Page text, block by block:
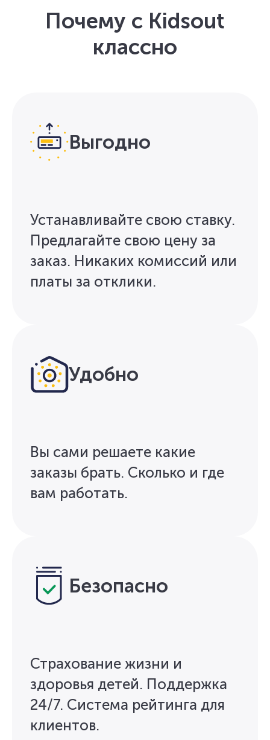
Почему с Kidsout
классно
Выгодно
Устанавливайте свою ставку.
Предлагайте свою цену за
заказ. Никаких комиссий или
платы за отклики.
Удобно
Вы сами решаете какие
заказы брать. Сколько и где
вам работать.
Безопасно
Страхование жизни и
здоровья детей. Поддержка
24/7. Система рейтинга для
клиентов.